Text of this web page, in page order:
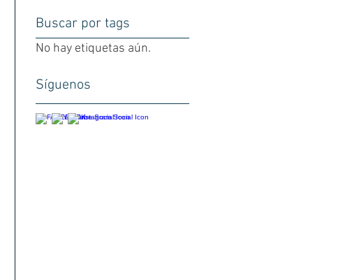
Buscar por tags
No hay etiquetas aún.
Síguenos